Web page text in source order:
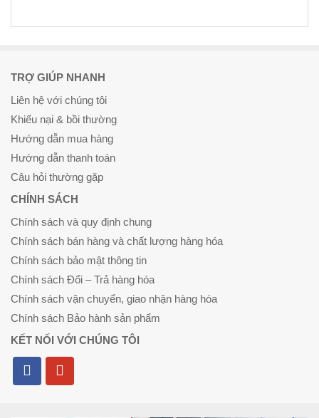
TRỢ GIÚP NHANH
Liên hệ với chúng tôi
Khiếu nại & bồi thường
Hướng dẫn mua hàng
Hướng dẫn thanh toán
Câu hỏi thường gặp
CHÍNH SÁCH
Chính sách và quy định chung
Chính sách bán hàng và chất lượng hàng hóa
Chính sách bảo mật thông tin
Chính sách Đổi – Trả hàng hóa
Chính sách vận chuyển, giao nhận hàng hóa
Chính sách Bảo hành sản phẩm
KẾT NỐI VỚI CHÚNG TÔI